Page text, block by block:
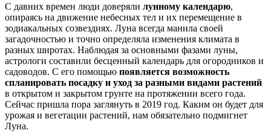
С давних времен люди доверяли лунному календарю,
опираясь на движение небесных тел и их перемещение в
зодиакальных созвездиях. Луна всегда манила своей
загадочностью и точно определяла изменения климата в
разных широтах. Наблюдая за основными фазами луны,
астрологи составили бесценный календарь для огородников и
садоводов. С его помощью появляется возможность
спланировать посадку и уход за разными видами растений
в открытом и закрытом грунте на протяжении всего года.
Сейчас пришла пора заглянуть в 2019 год. Каким он будет для
урожая и вегетации растений, нам обязательно подмигнет
Луна.